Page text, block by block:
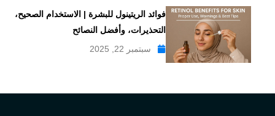
فوائد الريتينول للبشرة | الاستخدام الصحيح،
التحذيرات، وأفضل النصائح
سبتمبر 22, 2025